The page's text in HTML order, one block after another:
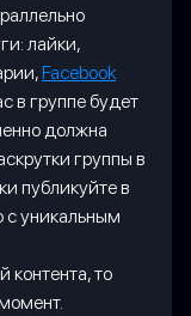
лайки,
Facebook
в группе будет
должна
группы в
публикуйте в
с уникальным
контента, то